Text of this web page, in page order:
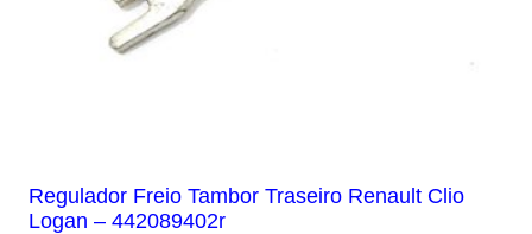
Regulador Freio Tambor Traseiro Renault Clio
Logan – 442089402r